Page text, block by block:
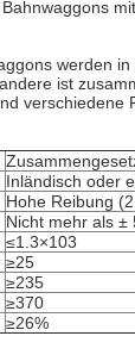
werden
ist
Inländisch oder
Hohe Reibung
Nicht mehr als ±
≤1.3×103
≥25
≥235
≥370
≥26%